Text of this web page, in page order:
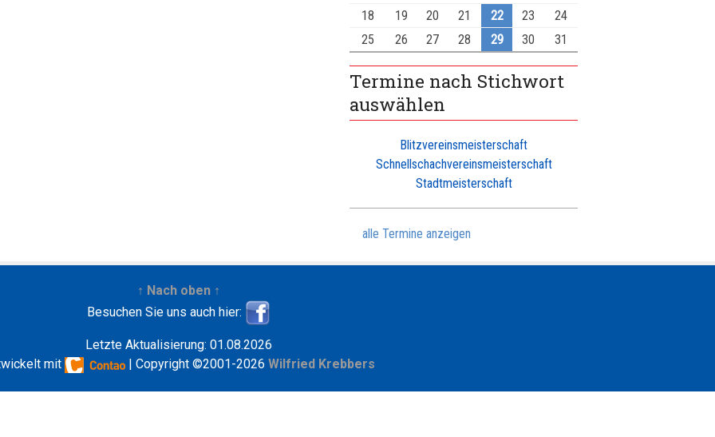
18
19 20 21 22 23
24
25
26 27 28 29 30 31
Termine nach Stichwort
auswählen
Blitzvereinsmeisterschaft
Schnellschachvereinsmeisterschaft
Stadtmeisterschaft
alle Termine anzeigen
↑ Nach oben ↑
Besuchen Sie uns auch hier:
Letzte Aktualisierung: 01.08.2026
mit
| Copyright ©2001-2026 Wilfried Krebbers